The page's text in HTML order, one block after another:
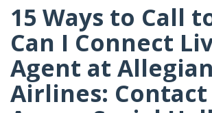
15 Ways to Call
Can I Connect
Agent at
Airlines: